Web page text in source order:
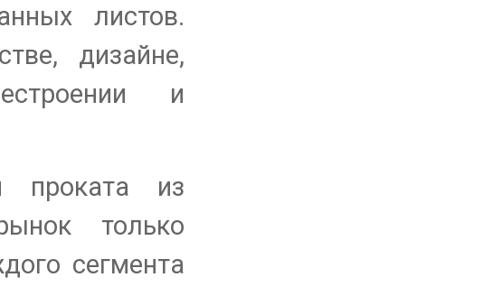
листов.
дизайне,
и
проката из
только
сегмента